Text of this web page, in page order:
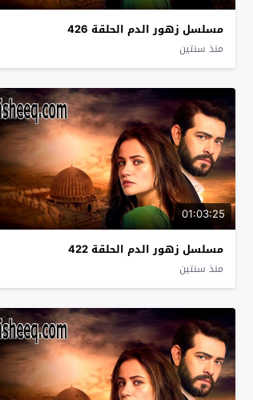
مسلسل زهور الدم الحلقة 426
منذ سنتين
01:03:25
مسلسل زهور الدم الحلقة 422
منذ سنتين